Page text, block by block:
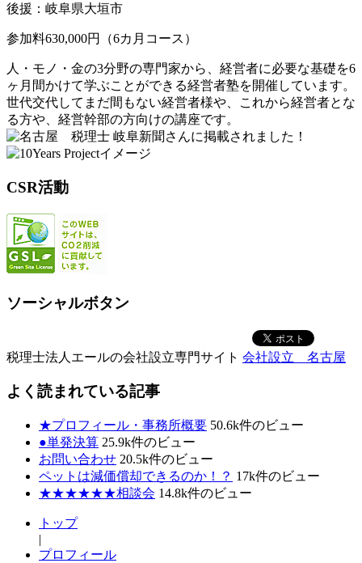
後援：岐阜県大垣市
参加料630,000円（6カ月コース）
人・モノ・金の3分野の専門家から、経営者に必要な基礎を6
ヶ月間かけて学ぶことができる経営者塾を開催しています。
世代交代してまだ間もない経営者様や、これから経営者とな
る方や、経営幹部の方向けの講座です。
岐阜新聞さんに掲載されました！
CSR活動
ソーシャルボタン
税理士法人エールの会社設立専門サイト 会社設立 名古屋
よく読まれている記事
★プロフィール・事務所概要 50.6k件のビュー
●単発決算 25.9k件のビュー
お問い合わせ 20.5k件のビュー
ペットは減価償却できるのか！？ 17k件のビュー
★★★★★★相談会 14.8k件のビュー
トップ
|
プロフィール